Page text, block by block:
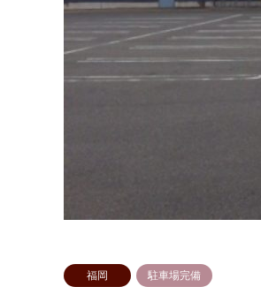
福岡 駐車場完備